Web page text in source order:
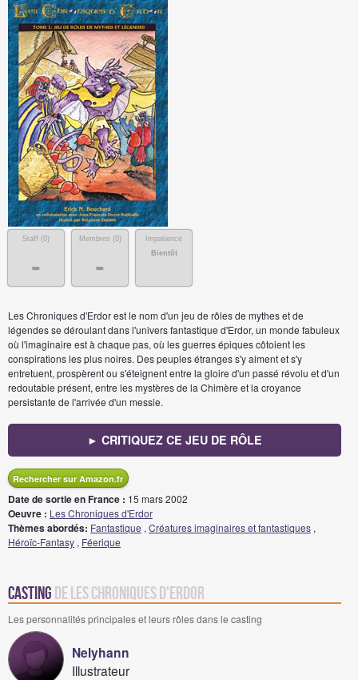
Staff (0)
-
Membres (0)
-
Impatience
Bientôt
Les Chroniques d'Erdor est le nom d'un jeu de rôles de mythes et de
légendes se déroulant dans l'univers fantastique d'Erdor, un monde fabuleux
où l'imaginaire est à chaque pas, où les guerres épiques côtoient les
conspirations les plus noires. Des peuples étranges s'y aiment et s'y
entretuent, prospèrent ou s'éteignent entre la gloire d'un passé révolu et d'un
redoutable présent, entre les mystères de la Chimère et la croyance
persistante de l'arrivée d'un messie.
► CRITIQUEZ CE JEU DE RÔLE
Rechercher sur Amazon.fr
Date de sortie en France : 15 mars 2002
Oeuvre : Les Chroniques d'Erdor
Thèmes abordés: Fantastique , Créatures imaginaires et fantastiques ,
Héroïc-Fantasy , Féerique
Casting de Les Chroniques d'Erdor
Les personnalités principales et leurs rôles dans le casting
Nelyhann
Illustrateur